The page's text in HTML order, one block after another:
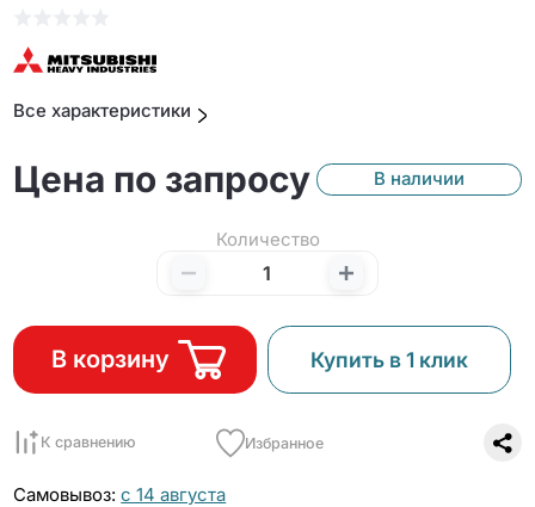
Все характеристики
Цена по запросу В наличии
Количество
В корзину Купить в 1 клик
К сравнению Избранное
Самовывоз: с 14 августа